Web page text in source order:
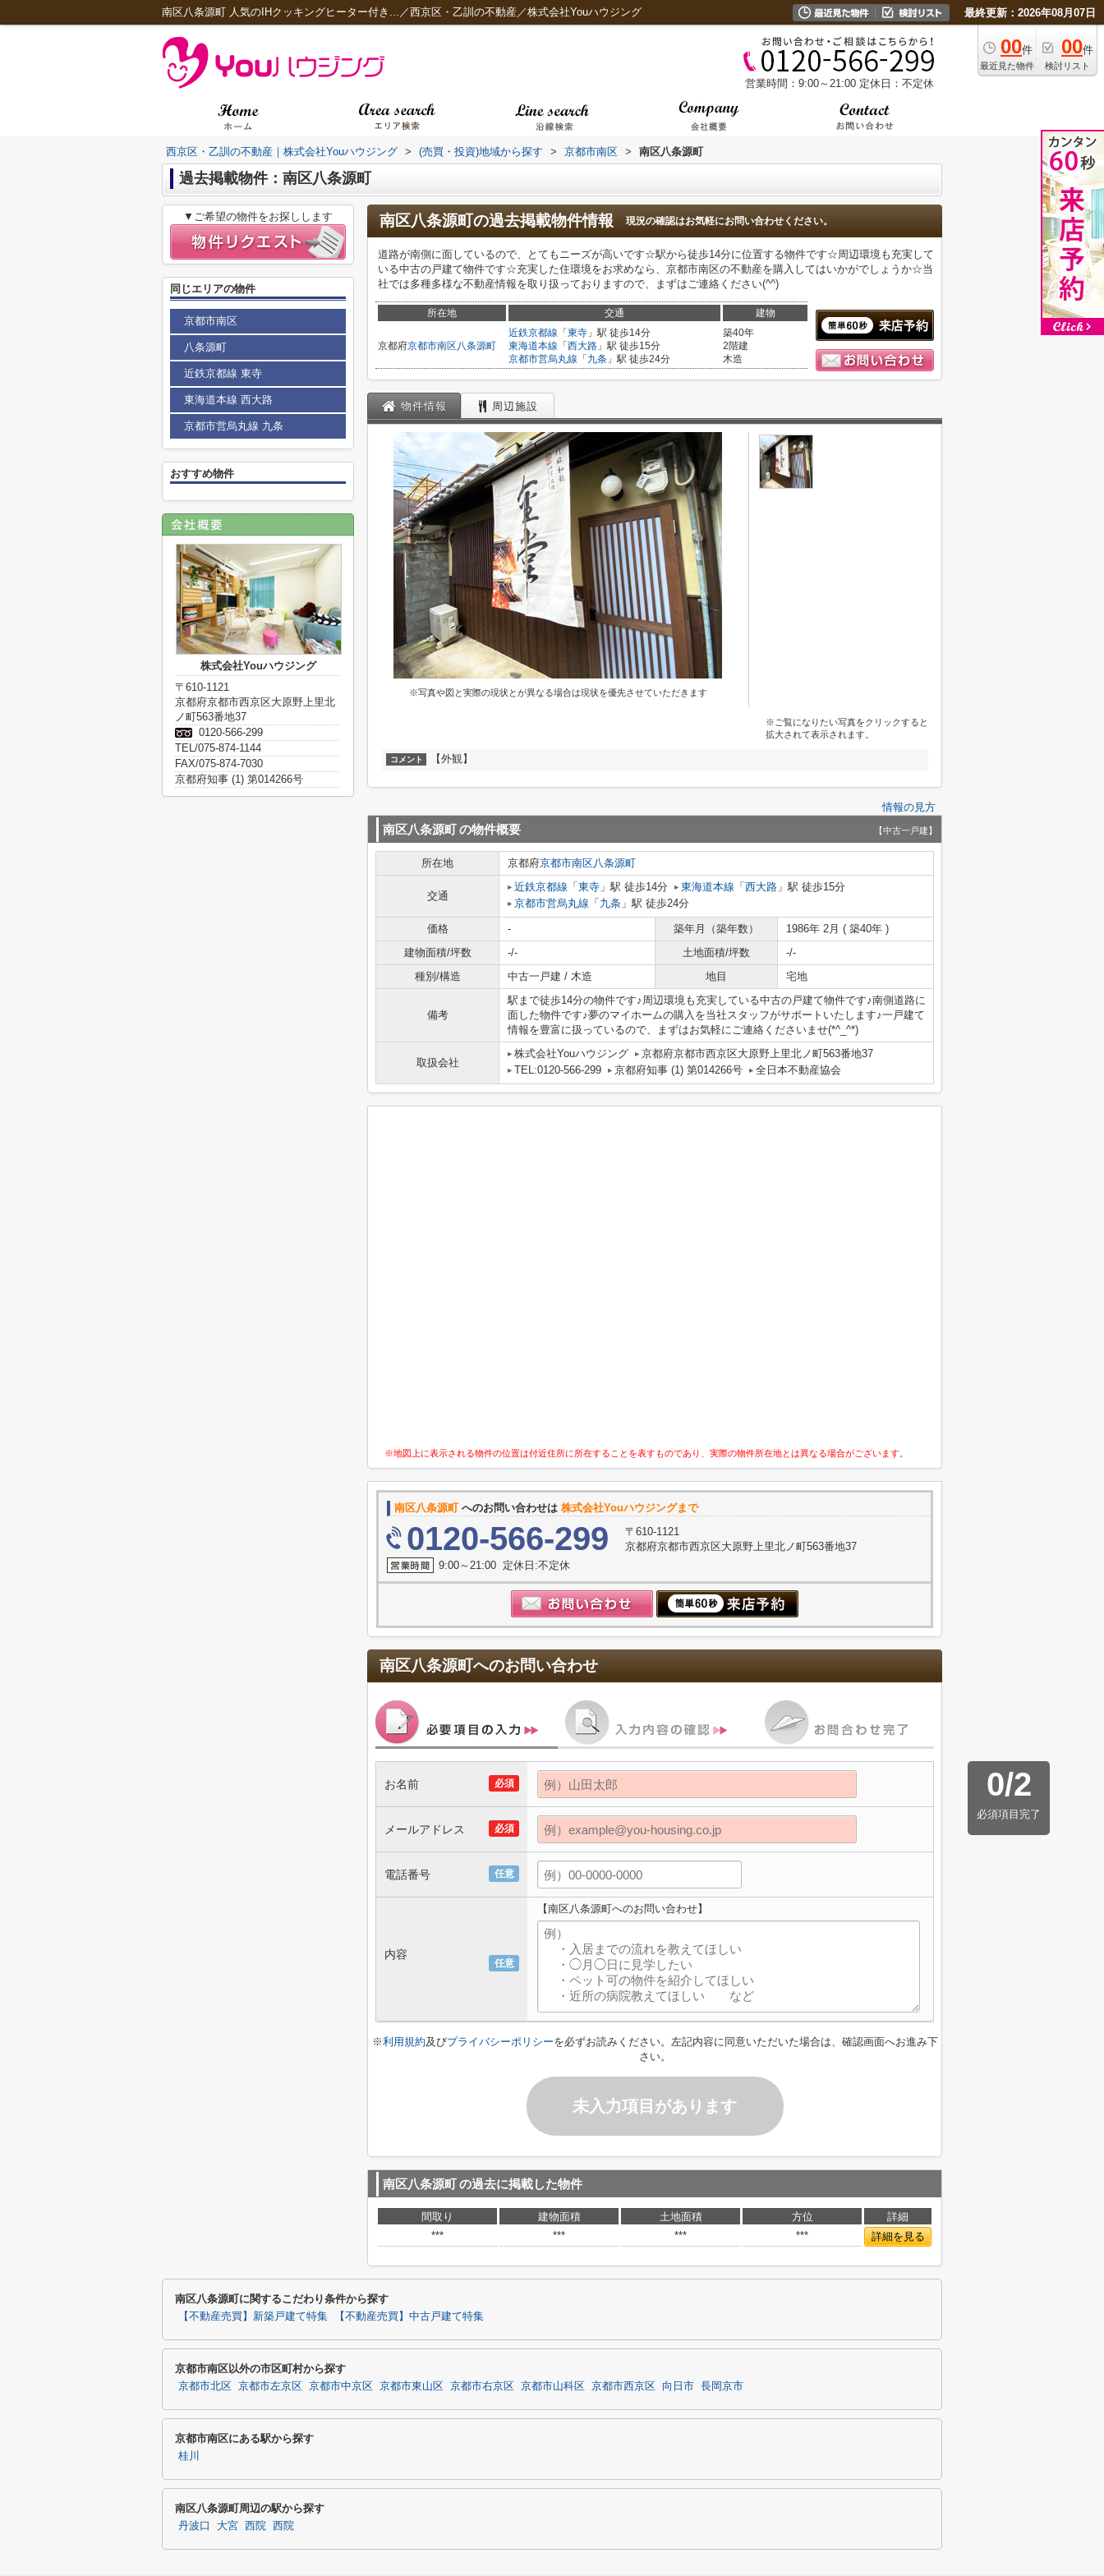
南区八条源町 人気のIHクッキングヒーター付き...／西京区・乙訓の不動産／株式会社Youハウジング 最終更新：2026年08月07日
00件
最近見た物件
00件
検討リスト
営業時間：9:00～21:00 定休日：不定休
西京区・乙訓の不動産｜株式会社Youハウジング > (売買・投資)地域から探す > 京都市南区 > 南区八条源町
過去掲載物件：南区八条源町
南区八条源町の過去掲載物件情報 現況の確認はお気軽にお問い合わせください。
道路が南側に面しているので、とてもニーズが高いです☆駅から徒歩14分に位置する物件です☆周辺環境も充実して
いる中古の戸建て物件です☆充実した住環境をお求めなら、京都市南区の不動産を購入してはいかがでしょうか☆当
社では多種多様な不動産情報を取り扱っておりますので、まずはご連絡ください(^^)
所在地 交通 建物
京都府京都市南区八条源町
近鉄京都線 「 東寺 」駅 徒歩14分
東海道本線 「 西大路 」駅 徒歩15分
京都市営烏丸線 「 九条 」駅 徒歩24分
築40年
2階建
木造
物件情報 周辺施設
※写真や図と実際の現状とが異なる場合は現状を優先させていただきます
※ご覧になりたい写真をクリックすると
拡大されて表示されます。
コメント 【外観】
情報の見方
南区八条源町の物件概要 【中古一戸建】
所在地 京都府京都市南区八条源町
交通
近鉄京都線 「 東寺 」駅 徒歩14分 東海道本線 「 西大路 」駅 徒歩15分
京都市営烏丸線 「 九条 」駅 徒歩24分
価格 - 築年月（築年数）
1986年 2月 ( 築40年 )
建物面積/坪数
-/- 土地面積/坪数
-/-
種別/構造
中古一戸建 / 木造 地目 宅地
備考
駅まで徒歩14分の物件です♪周辺環境も充実している中古の戸建て物件です♪南側道路に
面した物件です♪夢のマイホームの購入を当社スタッフがサポートいたします♪一戸建て
情報を豊富に扱っているので、まずはお気軽にご連絡くださいませ(*^_^*)
取扱会社
株式会社Youハウジング
京都府京都市西京区大原野上里北ノ町563番地37
TEL:0120-566-299
京都府知事 (1) 第014266号 全日本不動産協会
※地図上に表示される物件の位置は付近住所に所在することを表すものであり、実際の物件所在地とは異なる場合がございます。
南区八条源町へのお問い合わせは 株式会社Youハウジングまで
0120-566-299
〒610-1121
京都府京都市西京区大原野上里北ノ町563番地37
9:00～21:00 定休日:不定休
南区八条源町へのお問い合わせ
0/2
必須項目完了
必須
お名前
必須
メールアドレス
任意
電話番号
任意
内容
【南区八条源町へのお問い合わせ】
※利用規約及びプライバシーポリシーを必ずお読みください。左記内容に同意いただいた場合は、確認画面へお進み下
さい。
未入力項目があります
南区八条源町の過去に掲載した物件
間取り 建物面積 土地面積 方位
詳細
***
*** *** *** 詳細を見る
▼ご希望の物件をお探しします
同じエリアの物件
京都市南区
八条源町
近鉄京都線 東寺
東海道本線 西大路
京都市営烏丸線 九条
おすすめ物件
株式会社Youハウジング
〒610-1121
京都府京都市西京区大原野上里北
ノ町563番地37
0120-566-299
TEL/075-874-1144
FAX/075-874-7030
京都府知事 (1) 第014266号
南区八条源町に関するこだわり条件から探す
【不動産売買】新築戸建て特集 【不動産売買】中古戸建て特集
京都市南区以外の市区町村から探す
京都市北区 京都市左京区 京都市中京区 京都市東山区 京都市右京区 京都市山科区 京都市西京区 向日市 長岡京市
京都市南区にある駅から探す
桂川
南区八条源町周辺の駅から探す
丹波口 大宮 西院 西院